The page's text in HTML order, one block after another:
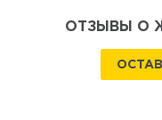
ОТЗЫВЫ О